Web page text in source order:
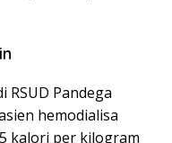
Pandega
hemodialisa
kalori per kilogram